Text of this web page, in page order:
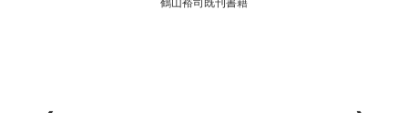
鶴山裕司既刊書籍